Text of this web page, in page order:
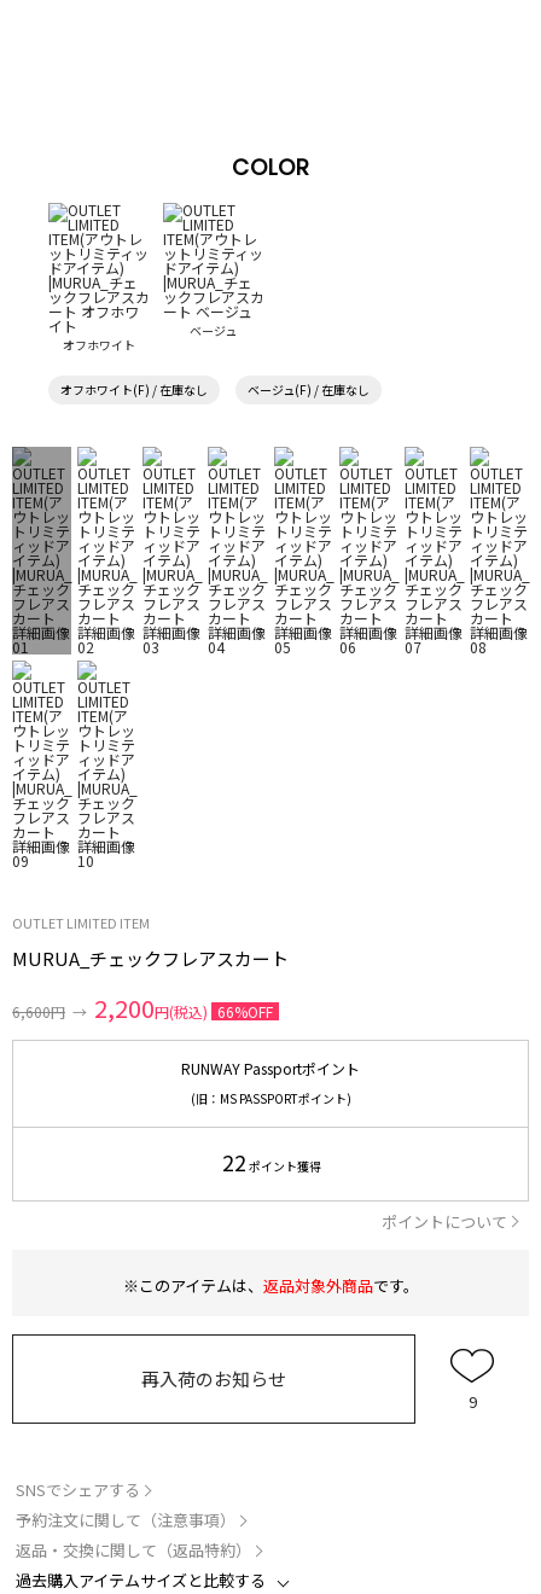
COLOR
オフホワイト
ベージュ
オフホワイト(F) / 在庫なし ベージュ(F) / 在庫なし
OUTLET LIMITED ITEM
MURUA_チェックフレアスカート
6,600円 → 2,200円(税込) 66%OFF
RUNWAY Passportポイント
(旧：MS PASSPORTポイント)
22 ポイント獲得
ポイントについて
※このアイテムは、 返品対象外商品です。
再入荷のお知らせ
9
SNSでシェアする
予約注文に関して（注意事項）
返品・交換に関して（返品特約）
過去購入アイテムサイズと比較する